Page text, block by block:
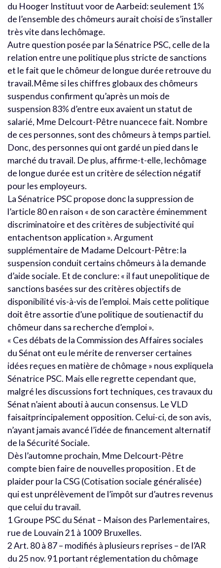
du Hooger Instituut voor de Aarbeid: seulement 1%
de l’ensemble des chômeurs aurait choisi de s’installer
très vite dans lechômage.
Autre question posée par la Sénatrice PSC, celle de la
relation entre une politique plus stricte de sanctions
et le fait que le chômeur de longue durée retrouve du
travail.Même si les chiffres globaux des chômeurs
suspendus confirment qu’après un mois de
suspension 83% d’entre eux avaient un statut de
salarié, Mme Delcourt-Pêtre nuancece fait. Nombre
de ces personnes, sont des chômeurs à temps partiel.
Donc, des personnes qui ont gardé un pied dans le
marché du travail. De plus, affirme-t-elle, lechômage
de longue durée est un critère de sélection négatif
pour les employeurs.
La Sénatrice PSC propose donc la suppression de
l’article 80 en raison « de son caractère éminemment
discriminatoire et des critères de subjectivité qui
entachentson application ». Argument
supplémentaire de Madame Delcourt-Pêtre: la
suspension conduit certains chômeurs à la demande
d’aide sociale. Et de conclure: « il faut unepolitique de
sanctions basées sur des critères objectifs de
disponibilité vis-à-vis de l’emploi. Mais cette politique
doit être assortie d’une politique de soutienactif du
chômeur dans sa recherche d’emploi ».
« Ces débats de la Commission des Affaires sociales
du Sénat ont eu le mérite de renverser certaines
idées reçues en matière de chômage » nous expliquela
Sénatrice PSC. Mais elle regrette cependant que,
malgré les discussions fort techniques, ces travaux du
Sénat n’aient abouti à aucun consensus. Le VLD
faisaitprincipalement opposition. Celui-ci, de son avis,
n’ayant jamais avancé l’idée de financement alternatif
de la Sécurité Sociale.
Dès l’automne prochain, Mme Delcourt-Pêtre
compte bien faire de nouvelles proposition . Et de
plaider pour la CSG (Cotisation sociale généralisée)
qui est unprélèvement de l’impôt sur d’autres revenus
que celui du travail.
1 Groupe PSC du Sénat – Maison des Parlementaires,
rue de Louvain 21 à 1009 Bruxelles.
2 Art. 80 à 87 – modifiés à plusieurs reprises – de l’AR
du 25 nov. 91 portant réglementation du chômage